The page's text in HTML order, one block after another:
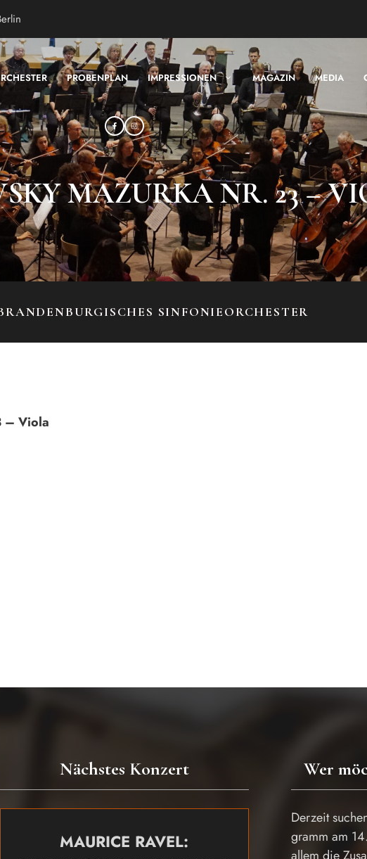
PROBENPLAN IMPRESSIONEN MAGAZIN MEDIA
MAZURKA NR. 23 –
SINFONIEORCHESTER
– Viola
Nächstes Konzert
MAURICE RAVEL:
Wer
Derzeit
gramm am